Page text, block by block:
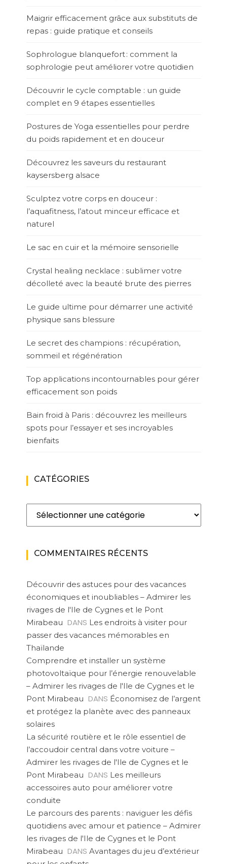
Maigrir efficacement grâce aux substituts de
repas : guide pratique et conseils
Sophrologue blanquefort : comment la
sophrologie peut améliorer votre quotidien
Découvrir le cycle comptable : un guide
complet en 9 étapes essentielles
Postures de Yoga essentielles pour perdre
du poids rapidement et en douceur
Découvrez les saveurs du restaurant
kaysersberg alsace
Sculptez votre corps en douceur :
l’aquafitness, l’atout minceur efficace et
naturel
Le sac en cuir et la mémoire sensorielle
Crystal healing necklace : sublimer votre
décolleté avec la beauté brute des pierres
Le guide ultime pour démarrer une activité
physique sans blessure
Le secret des champions : récupération,
sommeil et régénération
Top applications incontournables pour gérer
efficacement son poids
Bain froid à Paris : découvrez les meilleurs
spots pour l’essayer et ses incroyables
bienfaits
CATÉGORIES
Catégories
COMMENTAIRES RÉCENTS
Découvrir des astuces pour des vacances
économiques et inoubliables – Admirer les
rivages de l'Ile de Cygnes et le Pont
Mirabeau DANS Les endroits à visiter pour
passer des vacances mémorables en
Thaïlande
Comprendre et installer un système
photovoltaïque pour l’énergie renouvelable
– Admirer les rivages de l'Ile de Cygnes et le
Pont Mirabeau DANS Économisez de l’argent
et protégez la planète avec des panneaux
solaires
La sécurité routière et le rôle essentiel de
l’accoudoir central dans votre voiture –
Admirer les rivages de l'Ile de Cygnes et le
Pont Mirabeau DANS Les meilleurs
accessoires auto pour améliorer votre
conduite
Le parcours des parents : naviguer les défis
quotidiens avec amour et patience – Admirer
les rivages de l'Ile de Cygnes et le Pont
Mirabeau DANS Avantages du jeu d’extérieur